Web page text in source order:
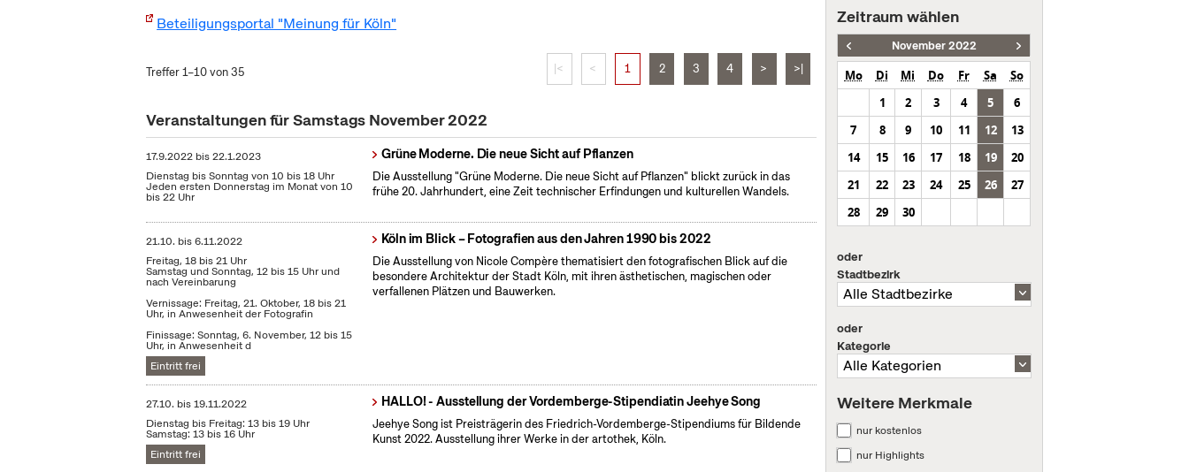
Beteiligungsportal "Meinung für Köln"
Treffer 1–10 von 35 |< < 1 2 3 4 > >|
Veranstaltungen für Samstags November 2022
17.9.2022 bis22.1.2023
Dienstag bis Sonntag von 10 bis 18 Uhr
Jeden ersten Donnerstag im Monat von 10
bis 22 Uhr
Grüne Moderne. Die neue Sicht auf Pflanzen
Die Ausstellung "Grüne Moderne. Die neue Sicht auf Pflanzen" blickt zurück in das
frühe 20. Jahrhundert, eine Zeit technischer Erfindungen und kulturellen Wandels.
21.10. bis6.11.2022
Freitag, 18 bis 21 Uhr
Samstag und Sonntag, 12 bis 15 Uhr und
nach Vereinbarung
Vernissage: Freitag, 21. Oktober, 18 bis 21
Uhr, in Anwesenheit der Fotografin
Finissage: Sonntag, 6. November, 12 bis 15
Uhr, in Anwesenheit d
Eintritt frei
Köln im Blick – Fotografien aus den Jahren 1990 bis 2022
Die Ausstellung von Nicole Compère thematisiert den fotografischen Blick auf die
besondere Architektur der Stadt Köln, mit ihren ästhetischen, magischen oder
verfallenen Plätzen und Bauwerken.
27.10. bis19.11.2022
Dienstag bis Freitag: 13 bis 19 Uhr
Samstag: 13 bis 16 Uhr
Eintritt frei
HALLO! - Ausstellung der Vordemberge-Stipendiatin Jeehye Song
Jeehye Song ist Preisträgerin des Friedrich-Vordemberge-Stipendiums für Bildende
Kunst 2022. Ausstellung ihrer Werke in der artothek, Köln.
Zeitraum wählen
November 2022
Mo Di Mi Do Fr Sa
So
1
2 3 4 5
6
7
8 9 10 11 12
13
14
15 16 17 18 19
20
21
22 23 24 25 26
27
28
29 30
oder
Stadtbezirk
oder
Kategorie
Weitere Merkmale
nur kostenlos
nur Highlights